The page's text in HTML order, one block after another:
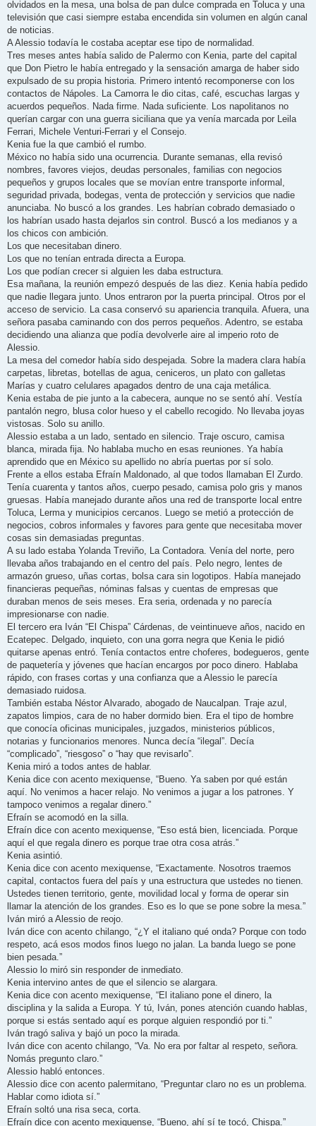
olvidados en la mesa, una bolsa de pan dulce comprada en Toluca y una
televisión que casi siempre estaba encendida sin volumen en algún canal
de noticias.
A Alessio todavía le costaba aceptar ese tipo de normalidad.
Tres meses antes había salido de Palermo con Kenia, parte del capital
que Don Pietro le había entregado y la sensación amarga de haber sido
expulsado de su propia historia. Primero intentó recomponerse con los
contactos de Nápoles. La Camorra le dio citas, café, escuchas largas y
acuerdos pequeños. Nada firme. Nada suficiente. Los napolitanos no
querían cargar con una guerra siciliana que ya venía marcada por Leila
Ferrari, Michele Venturi-Ferrari y el Consejo.
Kenia fue la que cambió el rumbo.
México no había sido una ocurrencia. Durante semanas, ella revisó
nombres, favores viejos, deudas personales, familias con negocios
pequeños y grupos locales que se movían entre transporte informal,
seguridad privada, bodegas, venta de protección y servicios que nadie
anunciaba. No buscó a los grandes. Les habrían cobrado demasiado o
los habrían usado hasta dejarlos sin control. Buscó a los medianos y a
los chicos con ambición.
Los que necesitaban dinero.
Los que no tenían entrada directa a Europa.
Los que podían crecer si alguien les daba estructura.
Esa mañana, la reunión empezó después de las diez. Kenia había pedido
que nadie llegara junto. Unos entraron por la puerta principal. Otros por el
acceso de servicio. La casa conservó su apariencia tranquila. Afuera, una
señora pasaba caminando con dos perros pequeños. Adentro, se estaba
decidiendo una alianza que podía devolverle aire al imperio roto de
Alessio.
La mesa del comedor había sido despejada. Sobre la madera clara había
carpetas, libretas, botellas de agua, ceniceros, un plato con galletas
Marías y cuatro celulares apagados dentro de una caja metálica.
Kenia estaba de pie junto a la cabecera, aunque no se sentó ahí. Vestía
pantalón negro, blusa color hueso y el cabello recogido. No llevaba joyas
vistosas. Solo su anillo.
Alessio estaba a un lado, sentado en silencio. Traje oscuro, camisa
blanca, mirada fija. No hablaba mucho en esas reuniones. Ya había
aprendido que en México su apellido no abría puertas por sí solo.
Frente a ellos estaba Efraín Maldonado, al que todos llamaban El Zurdo.
Tenía cuarenta y tantos años, cuerpo pesado, camisa polo gris y manos
gruesas. Había manejado durante años una red de transporte local entre
Toluca, Lerma y municipios cercanos. Luego se metió a protección de
negocios, cobros informales y favores para gente que necesitaba mover
cosas sin demasiadas preguntas.
A su lado estaba Yolanda Treviño, La Contadora. Venía del norte, pero
llevaba años trabajando en el centro del país. Pelo negro, lentes de
armazón grueso, uñas cortas, bolsa cara sin logotipos. Había manejado
financieras pequeñas, nóminas falsas y cuentas de empresas que
duraban menos de seis meses. Era seria, ordenada y no parecía
impresionarse con nadie.
El tercero era Iván “El Chispa” Cárdenas, de veintinueve años, nacido en
Ecatepec. Delgado, inquieto, con una gorra negra que Kenia le pidió
quitarse apenas entró. Tenía contactos entre choferes, bodegueros, gente
de paquetería y jóvenes que hacían encargos por poco dinero. Hablaba
rápido, con frases cortas y una confianza que a Alessio le parecía
demasiado ruidosa.
También estaba Néstor Alvarado, abogado de Naucalpan. Traje azul,
zapatos limpios, cara de no haber dormido bien. Era el tipo de hombre
que conocía oficinas municipales, juzgados, ministerios públicos,
notarias y funcionarios menores. Nunca decía “ilegal”. Decía
“complicado”, “riesgoso” o “hay que revisarlo”.
Kenia miró a todos antes de hablar.
Kenia dice con acento mexiquense, “Bueno. Ya saben por qué están
aquí. No venimos a hacer relajo. No venimos a jugar a los patrones. Y
tampoco venimos a regalar dinero.”
Efraín se acomodó en la silla.
Efraín dice con acento mexiquense, “Eso está bien, licenciada. Porque
aquí el que regala dinero es porque trae otra cosa atrás.”
Kenia asintió.
Kenia dice con acento mexiquense, “Exactamente. Nosotros traemos
capital, contactos fuera del país y una estructura que ustedes no tienen.
Ustedes tienen territorio, gente, movilidad local y forma de operar sin
llamar la atención de los grandes. Eso es lo que se pone sobre la mesa.”
Iván miró a Alessio de reojo.
Iván dice con acento chilango, “¿Y el italiano qué onda? Porque con todo
respeto, acá esos modos finos luego no jalan. La banda luego se pone
bien pesada.”
Alessio lo miró sin responder de inmediato.
Kenia intervino antes de que el silencio se alargara.
Kenia dice con acento mexiquense, “El italiano pone el dinero, la
disciplina y la salida a Europa. Y tú, Iván, pones atención cuando hablas,
porque si estás sentado aquí es porque alguien respondió por ti.”
Iván tragó saliva y bajó un poco la mirada.
Iván dice con acento chilango, “Va. No era por faltar al respeto, señora.
Nomás pregunto claro.”
Alessio habló entonces.
Alessio dice con acento palermitano, “Preguntar claro no es un problema.
Hablar como idiota sí.”
Efraín soltó una risa seca, corta.
Efraín dice con acento mexiquense, “Bueno, ahí sí te tocó, Chispa.”